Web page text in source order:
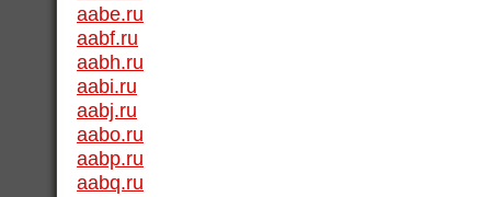
aabe.ru
aabf.ru
aabh.ru
aabi.ru
aabj.ru
aabo.ru
aabp.ru
aabq.ru